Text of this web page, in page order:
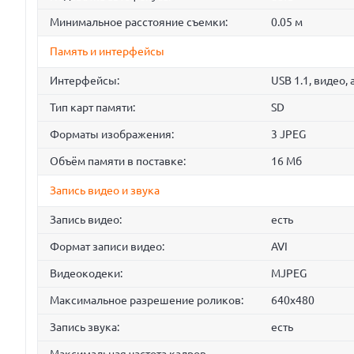
Минимальное расстояние съемки: 0.05 м
Память и интерфейсы
Интерфейсы: USB 1.1, видео,
Тип карт памяти: SD
Форматы изображения: 3 JPEG
Объём памяти в поставке: 16 Мб
Запись видео и звука
Запись видео: есть
Формат записи видео: AVI
Видеокодеки: MJPEG
Максимальное разрешение роликов: 640x480
Запись звука: есть